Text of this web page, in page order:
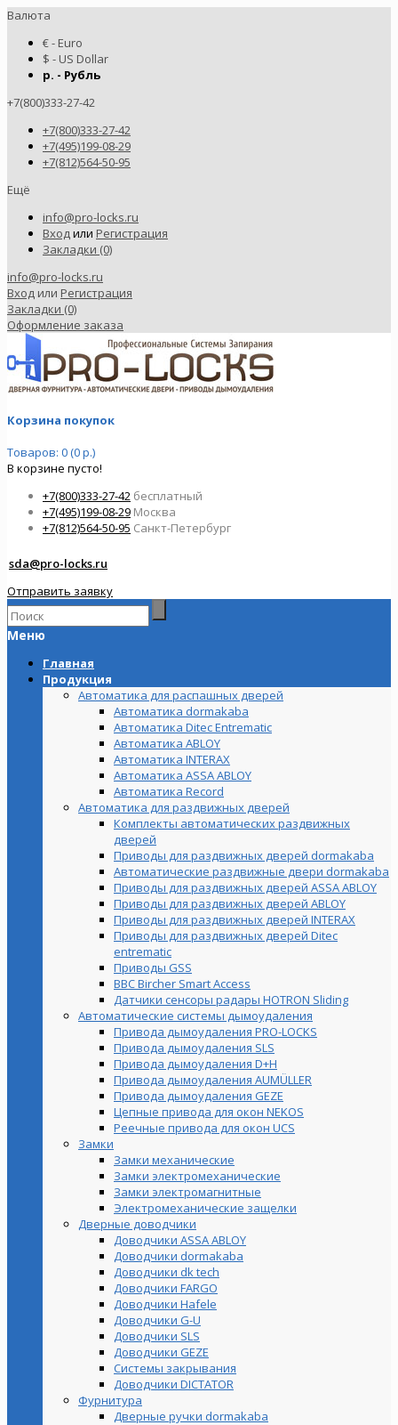
Валюта
€ - Euro
$ - US Dollar
р. - Рубль
+7(800)333-27-42
+7(800)333-27-42
+7(495)199-08-29
+7(812)564-50-95
Ещё
info@pro-locks.ru
Входили Регистрация
Закладки (0)
info@pro-locks.ru
Вход или Регистрация
Закладки (0)
Оформление заказа
Корзина покупок
Товаров: 0 (0 р.)
В корзине пусто!
+7(800)333-27-42 бесплатный
+7(495)199-08-29 Москва
+7(812)564-50-95 Санкт-Петербург
sda@pro-locks.ru
Отправить заявку
Меню
Главная
Продукция
Автоматика для распашных дверей
Автоматика dormakaba
Автоматика Ditec Entrematic
Автоматика ABLOY
Автоматика INTERAX
Автоматика ASSA ABLOY
Автоматика Record
Автоматика для раздвижных дверей
Комплекты автоматических раздвижных
дверей
Приводы для раздвижных дверей dormakaba
Автоматические раздвижные двери dormakaba
Приводы для раздвижных дверей ASSA ABLOY
Приводы для раздвижных дверей ABLOY
Приводы для раздвижных дверей INTERAX
Приводы для раздвижных дверей Ditec
entrematic
Приводы GSS
BBC Bircher Smart Access
Датчики сенсоры радары HOTRON Sliding
Автоматические системы дымоудаления
Привода дымоудаления PRO-LOCKS
Привода дымоудаления SLS
Привода дымоудаления D+H
Привода дымоудаления AUMÜLLER
Привода дымоудаления GEZE
Цепные привода для окон NEKOS
Реечные привода для окон UСS
Замки
Замки механические
Замки электромеханические
Замки электромагнитные
Электромеханические защелки
Дверные доводчики
Доводчики ASSA ABLOY
Доводчики dormakaba
Доводчики dk tech
Доводчики FARGO
Доводчики Hafele
Доводчики G-U
Доводчики SLS
Доводчики GEZE
Cистемы закрывания
Доводчики DICTATOR
Фурнитура
Дверные ручки dormakaba